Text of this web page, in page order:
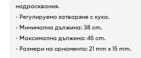
надрасквания.
- Регулируемо затваряне с кука.
- Минимална дължина: 38 cm.
- Максимална дължина: 45 cm.
- Размери на орнамента: 21 mm x 15 mm.